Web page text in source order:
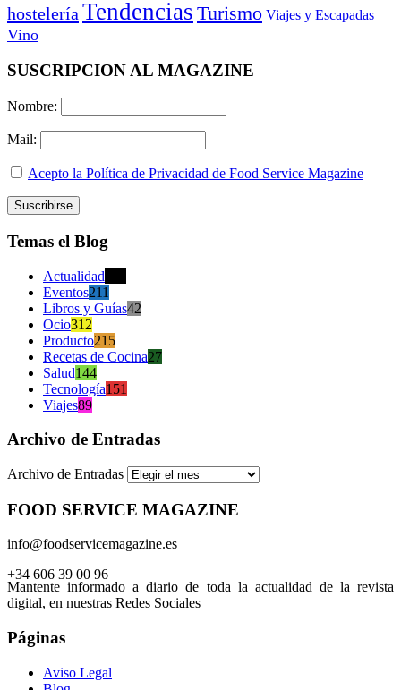
hostelería Tendencias Turismo Viajes y Escapadas
Vino
SUSCRIPCION AL MAGAZINE
Nombre:
Mail:
Acepto la Política de Privacidad de Food Service Magazine
Temas el Blog
Actualidad
Eventos211
Libros y Guías42
Ocio312
Producto215
Recetas de Cocina27
Salud144
Tecnología151
Viajes89
Archivo de Entradas
Archivo de Entradas
FOOD SERVICE MAGAZINE
info@foodservicemagazine.es
+34 606 39 00 96
Mantente informado a diario de toda la actualidad de la revista
digital, en nuestras Redes Sociales
Páginas
Aviso Legal